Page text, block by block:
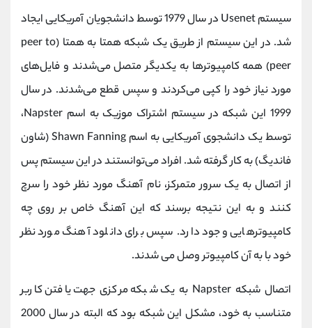
سیستم Usenet در سال 1979 توسط دانشجویان آمریکایی ایجاد
شد. در این سیستم از طریق یک شبکه همتا به همتا (peer to
peer) همه کامپیوترها به یکدیگر متصل می‌شدند و فایل‌های
مورد نیاز خود را کپی می‌کردند و سپس قطع می‌شدند. در سال
1999 این شبکه در سیستم اشتراک موزیک به اسم Napster،
توسط یک دانشجوی آمریکایی به اسم Shawn Fanning (شاون
فاندیگ) به کار گرفته شد. افراد می‌توانستند در این سیستم پس
از اتصال به یک سرور متمرکز، نام آهنگ مورد نظر خود را سرچ
کنند و به این نتیجه برسند که این آهنگ خاص بر روی چه
کامپیوترهایی وجود دارد. سپس برای دانلود آهنگ مورد نظر
خود با به آن کامپیوتر وصل می شدند.
اتصال شبکه Napster به یک شبکه مرکزی جهت یافتن کاربر
متناسب به خود، مشکل این شبکه بود که البته در سال 2000